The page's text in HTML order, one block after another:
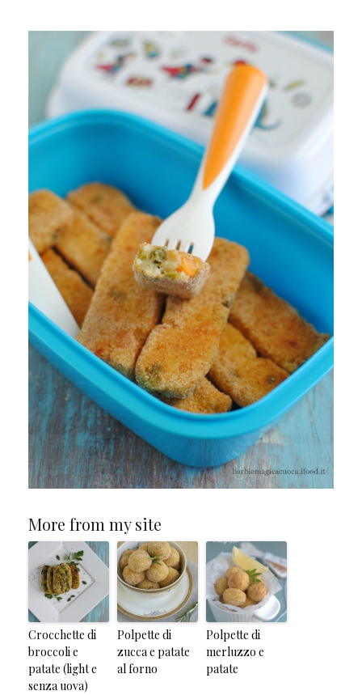
More from my site
Crocchette di
broccoli e
patate (light e
senza uova)
Polpette di
zucca e patate
al forno
Polpette di
merluzzo e
patate